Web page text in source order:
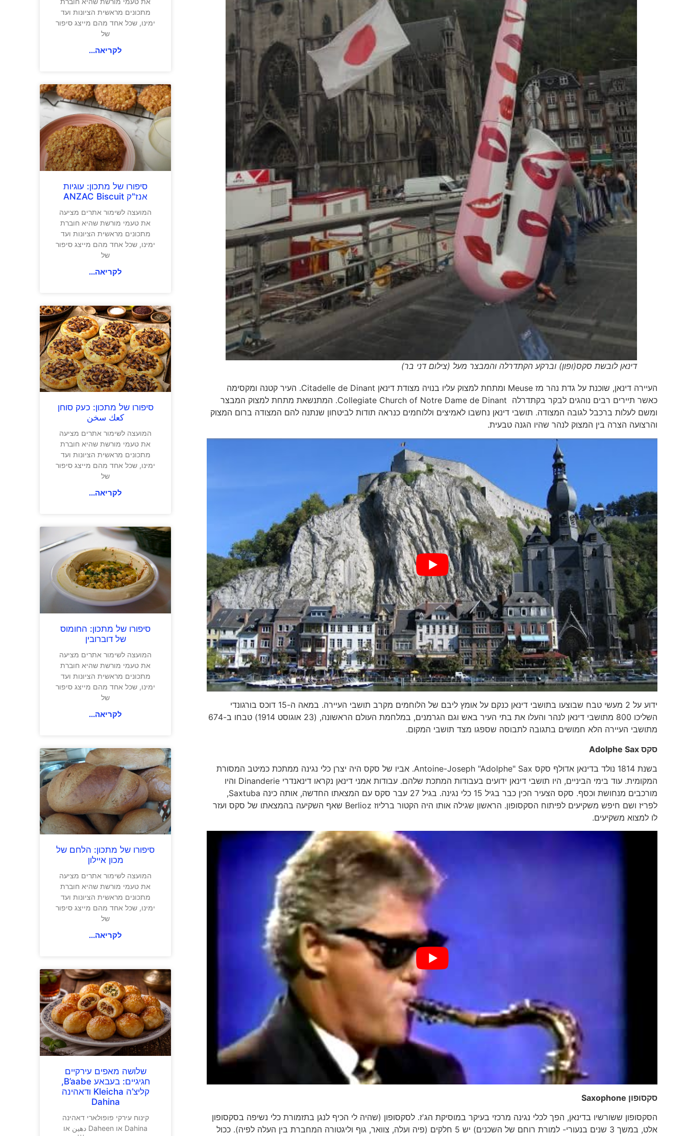
דינאן לובשת סקס(ופון) וברקע הקתדרלה והמבצר מעל (צילום דני בר)
העיירה דינאן, שוכנת על גדת נהר מז Meuse ומתחת למצוק עליו בנויה מצודת דינאן Citadelle de Dinant. העיר קטנה ומקסימה
כאשר תיירים רבים נוהגים לבקר בקתדרלה Collegiate Church of Notre Dame de Dinant. המתנשאת מתחת למצוק המבצר
ומשם לעלות ברכבל לגובה המצודה. תושבי דינאן נחשבו לאמיצים וללוחמים כנראה תודות לביטחון שנתנה להם המצודה ברום המצוק
והרצועה הצרה בין המצוק לנהר שהיו הגנה טבעית.
ידוע על 2 מעשי טבח שבוצעו בתושבי דינאן כנקם על אומץ ליבם של הלוחמים מקרב תושבי העיירה. במאה ה-15 דוכס בורגונדי
השליכו 800 מתושבי דינאן לנהר והעלו את בתי העיר באש וגם הגרמנים, במלחמת העולם הראשונה, (23 אוגוסט 1914) טבחו ב-674
מתושבי העיירה הלא חמושים בתגובה לתבוסה שספגו מצד תושבי המקום.
סקסAdolphe Sax
בשנת 1814 נולד בדינאן אדולף סקס Antoine-Joseph "Adolphe" Sax. אביו של סקס היה יצרן כלי נגינה ממתכת כמיטב המסורת
המקומית. עוד בימי הביניים, היו תושבי דינאן ידועים בעבודות המתכת שלהם. עבודות אמני דינאן נקראו דינאנדרי Dinanderie והיו
מורכבים מנחושת וכסף. סקס הצעיר הכין כבר בגיל 15 כלי נגינה. בגיל 27 עבר סקס עם המצאתו החדשה, אותה כינה Saxtuba,
לפריז ושם חיפש משקיעים לפיתוח הסקסופון. הראשון שגילה אותו היה הקטור ברליוז Berlioz שאף השקיעה בהמצאתו של סקס ועזר
לו למצוא משקיעים.
סקסופון Saxophone
הסקסופון ששורשיו בדינאן, הפך לכלי נגינה מרכזי בעיקר במוסיקת הג'ז. לסקסופון (שהיה לי הכיף לנגן בתזמורת כלי נשיפה בסקסופון
אלט, במשך 3 שנים בנעורי- למורת רוחם של השכנים) יש 5 חלקים (פיה ועלה, צוואר, גוף וליגטורה המחברת בין העלה לפיה). ככול
מתכונים מראשית הציונות ועד
ימינו, שכל אחד מהם מייצג סיפור
של
לקריאה...
סיפורו של מתכון: עוגיות
אנז"ק ANZAC Biscuit
המועצה לשימור אתרים מציעה
את טעמי מורשת שהיא חוברת
מתכונים מראשית הציונות ועד
ימינו, שכל אחד מהם מייצג סיפור
של
לקריאה...
סיפורו של מתכון: כעק סוחן
كعك سخن
המועצה לשימור אתרים מציעה
את טעמי מורשת שהיא חוברת
מתכונים מראשית הציונות ועד
ימינו, שכל אחד מהם מייצג סיפור
של
לקריאה...
סיפורו של מתכון: החומוס
של דוברובין
המועצה לשימור אתרים מציעה
את טעמי מורשת שהיא חוברת
מתכונים מראשית הציונות ועד
ימינו, שכל אחד מהם מייצג סיפור
של
לקריאה...
סיפורו של מתכון: הלחם של
מכון איילון
המועצה לשימור אתרים מציעה
את טעמי מורשת שהיא חוברת
מתכונים מראשית הציונות ועד
ימינו, שכל אחד מהם מייצג סיפור
של
לקריאה...
שלושה מאפים עירקיים
חגיגיים: בעבאע B’aabe,
קליצ’ה Kleicha ודאהינה
Dahina
קינוח עירקי פופולארי דאהינה
Dahina או Daheen دهين או